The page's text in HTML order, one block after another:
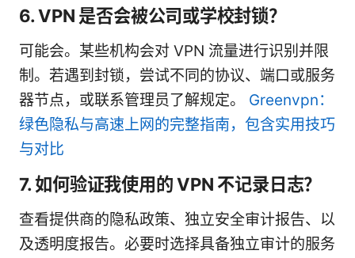
6. VPN 是否会被公司或学校封锁？
可能会。某些机构会对 VPN 流量进行识别并限
制。若遇到封锁，尝试不同的协议、端口或服务
器节点，或联系管理员了解规定。 Greenvpn：
绿色隐私与高速上网的完整指南，包含实用技巧
与对比
7. 如何验证我使用的 VPN 不记录日志？
查看提供商的隐私政策、独立安全审计报告、以
及透明度报告。必要时选择具备独立审计的服务